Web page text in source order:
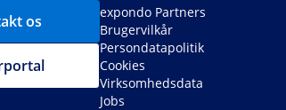
os
expondo Partners
Brugervilkår
Persondatapolitik
Cookies
Virksomhedsdata
Jobs